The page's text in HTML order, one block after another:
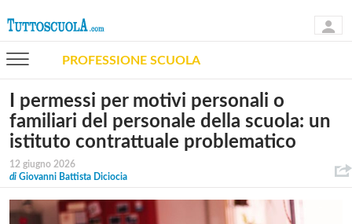
PROFESSIONE SCUOLA
I permessi per motivi personali o
familiari del personale della scuola: un
istituto contrattuale problematico
12 giugno 2026
di Giovanni Battista Diciocia